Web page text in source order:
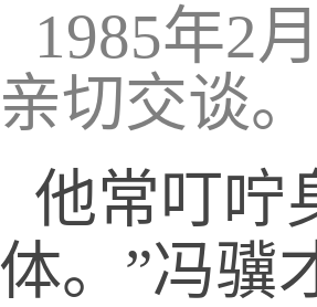
1985年2
亲切交谈。
他常叮咛
体。”冯骥